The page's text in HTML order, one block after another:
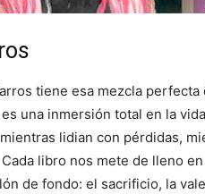
tiene esa mezcla perfecta
una inmersión total en la
mientras lidian con pérdidas,
libro nos mete de lleno
de fondo: el sacrificio, la